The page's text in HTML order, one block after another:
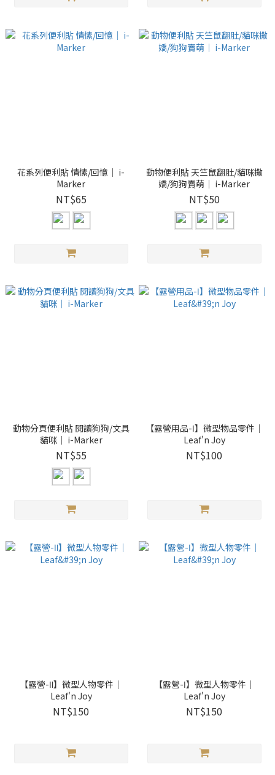
花系列便利貼 情愫/回憶｜ i-
Marker
NT$65
動物便利貼 天竺鼠翻肚/貓咪撒
嬌/狗狗賣萌｜ i-Marker
NT$50
動物分頁便利貼 閱讀狗狗/文具
貓咪｜ i-Marker
NT$55
【露營用品-Ⅰ】微型物品零件｜
Leaf'n Joy
NT$100
【露營-Ⅱ】微型人物零件｜
Leaf'n Joy
NT$150
【露營-Ⅰ】微型人物零件｜
Leaf'n Joy
NT$150